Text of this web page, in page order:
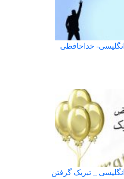
خداحافظی
_ تبریک گرفتن